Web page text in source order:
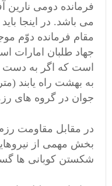
فرمانده دومی نارین
می باشد. در اینجا
مقام فرمانده دوّم
جهاد طلبان امارات
است که اگر به دست
به بهشت راه یابند
جوان در گروه های
در مقابل مقاومت
بخش مهمی از
شکستن کوبانی ها